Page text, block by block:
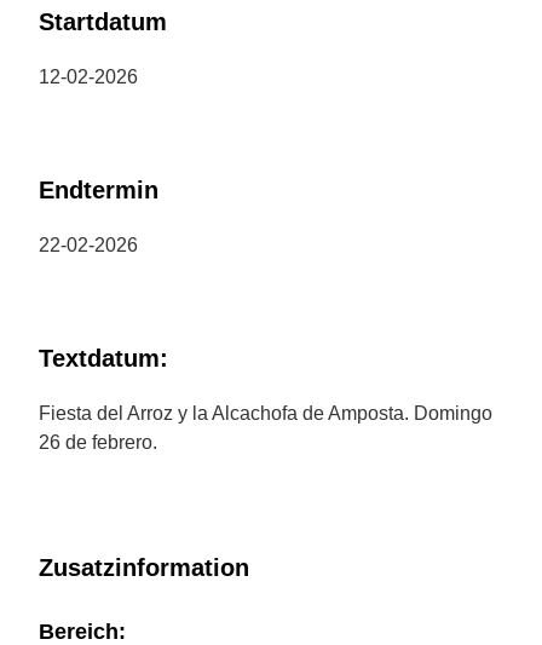
Startdatum
12-02-2026
Endtermin
22-02-2026
Textdatum:
Fiesta del Arroz y la Alcachofa de Amposta. Domingo
26 de febrero.
Zusatzinformation
Bereich: